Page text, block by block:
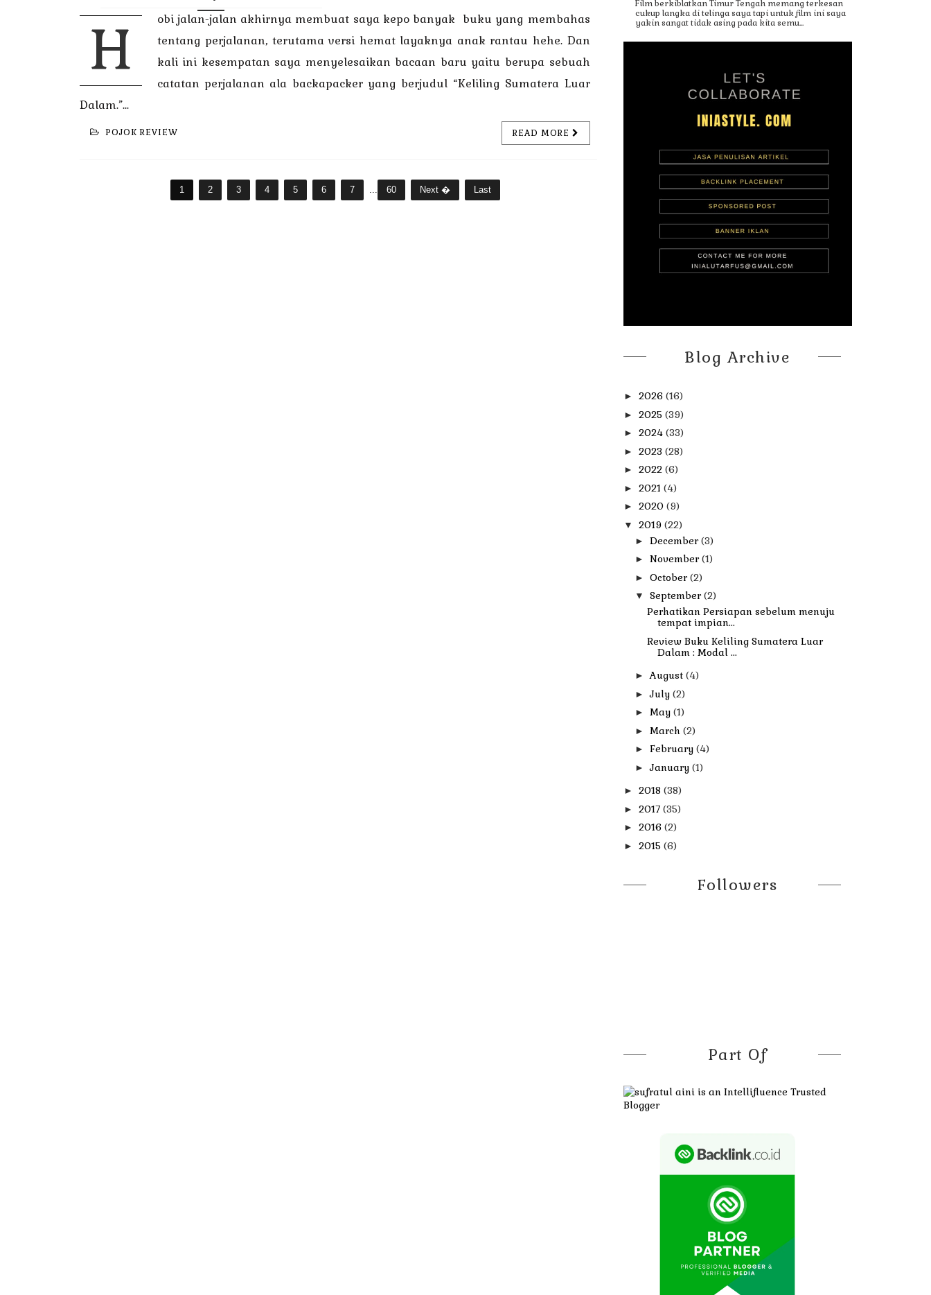
H
obi jalan-jalan akhirnya membuat saya kepo banyak buku yang membahas
tentang perjalanan, terutama versi hemat layaknya anak rantau hehe. Dan
kali ini kesempatan saya menyelesaikan bacaan baru yaitu berupa sebuah
catatan perjalanan ala backapacker yang berjudul “Keliling Sumatera Luar
Dalam.”...
POJOK REVIEW READ MORE
1 2 3 4 5 6 7 ... 60 Next � Last
Film berkiblatkan Timur Tengah memang terkesan
cukup langka di telinga saya tapi untuk film ini saya
yakin sangat tidak asing pada kita semu...
Blog Archive
► 2026 (16)
► 2025 (39)
► 2024 (33)
► 2023 (28)
► 2022 (6)
► 2021 (4)
► 2020 (9)
▼ 2019 (22)
►December(3)
►November(1)
►October(2)
▼September(2)
Perhatikan Persiapan sebelum menuju
tempat impian...
Review Buku Keliling Sumatera Luar
Dalam : Modal ...
►August(4)
►July(2)
► May(1)
► March(2)
► February(4)
►January(1)
► 2018 (38)
► 2017 (35)
► 2016 (2)
► 2015 (6)
Followers
Part Of